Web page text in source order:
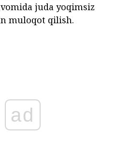
juda yoqimsiz
muloqot qilish.
ad